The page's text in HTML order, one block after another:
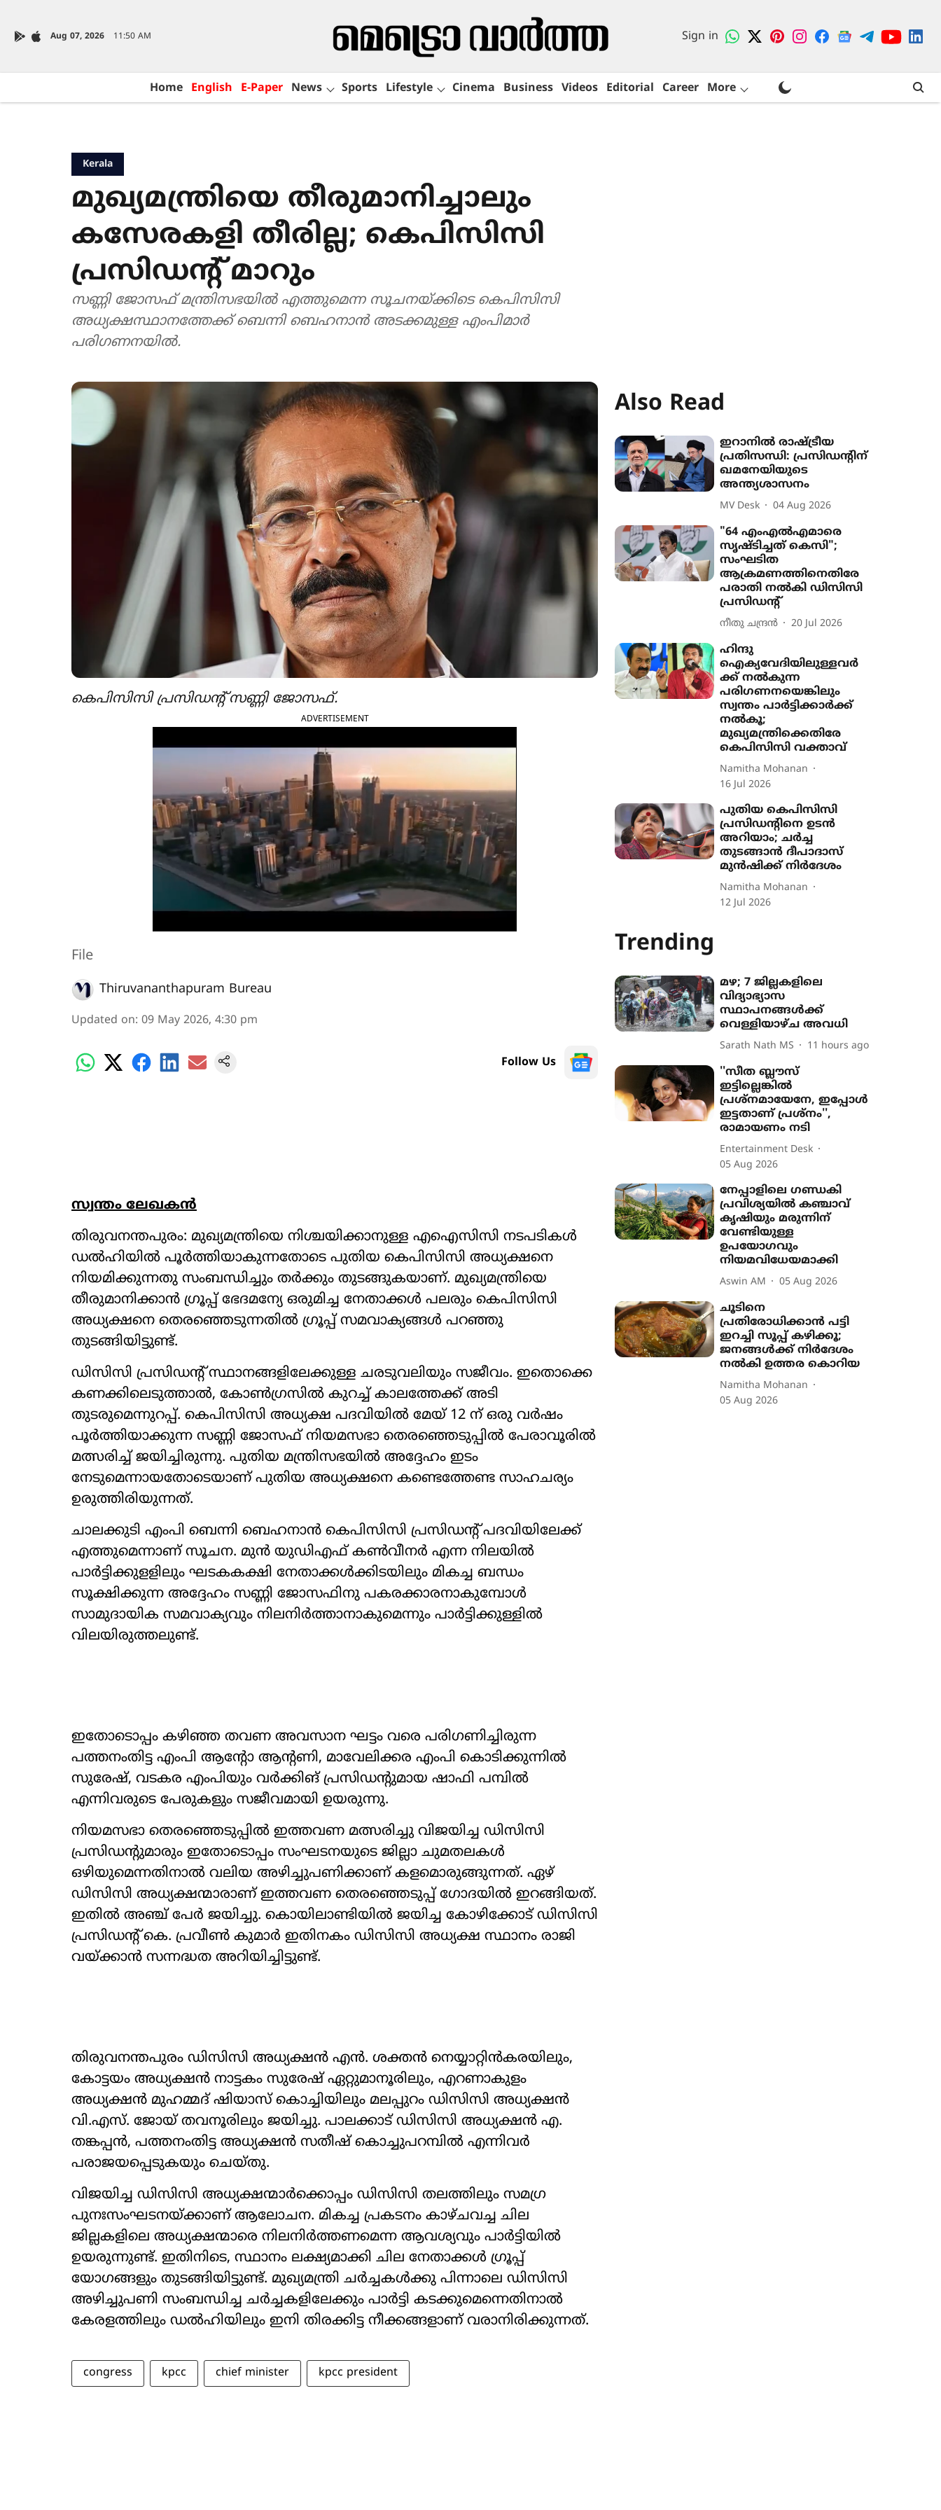
Aug 07, 2026 11:50 AM Sign in
Home English E-Paper News Sports Lifestyle Cinema Business Videos Editorial Career More
Kerala
മുഖ്യമന്ത്രിയെ തീരുമാനിച്ചാലും
കസേരകളി തീരില്ല; കെപിസിസി
പ്രസിഡന്‍റ് മാറും
സണ്ണി ജോസഫ് മന്ത്രിസഭയിൽ എത്തുമെന്ന സൂചനയ്ക്കിടെ കെപിസിസി
അധ്യക്ഷസ്ഥാനത്തേക്ക് ബെന്നി ബെഹനാൻ അടക്കമുള്ള എംപിമാർ
പരിഗണനയിൽ.
കെപിസിസി പ്രസിഡന്‍റ് സണ്ണി ജോസഫ്.
ADVERTISEMENT
File
Thiruvananthapuram Bureau
Updated on: 09 May 2026, 4:30 pm
Follow Us
സ്വന്തം ലേഖകൻ
തിരുവനന്തപുരം: മുഖ്യമന്ത്രിയെ നിശ്ചയിക്കാനുള്ള എഐസിസി നടപടികൾ
ഡൽഹിയിൽ പൂർത്തിയാകുന്നതോടെ പുതിയ കെപിസിസി അധ്യക്ഷനെ
നിയമിക്കുന്നതു സംബന്ധിച്ചും തർക്കും തുടങ്ങുകയാണ്. മുഖ്യമന്ത്രിയെ
തീരുമാനിക്കാൻ ഗ്രൂപ്പ് ഭേദമന്യേ ഒരുമിച്ച നേതാക്കൾ പലരും കെപിസിസി
അധ്യക്ഷനെ തെരഞ്ഞെടുന്നതിൽ ഗ്രൂപ്പ് സമവാക്യങ്ങൾ‌ പറഞ്ഞു
തുടങ്ങിയിട്ടുണ്ട്.
ഡിസിസി പ്രസിഡന്‍റ് സ്ഥാനങ്ങളിലേക്കുള്ള ചരടുവലിയും സജീവം. ഇതൊക്കെ
കണക്കിലെടുത്താൽ, കോൺഗ്രസിൽ കുറച്ച് കാലത്തേക്ക് അടി
തുടരുമെന്നുറപ്പ്. കെപിസിസി അധ്യക്ഷ പദവിയിൽ മേയ് 12 ന് ഒരു വർഷം
പൂർത്തിയാക്കുന്ന സണ്ണി ജോസഫ് നിയമസഭാ തെരഞ്ഞെടുപ്പിൽ പേരാവൂരിൽ
മത്സരിച്ച് ജയിച്ചിരുന്നു. പുതിയ മന്ത്രിസഭയിൽ അദ്ദേഹം ഇടം
നേടുമെന്നായതോടെയാണ് പുതിയ അധ്യക്ഷനെ കണ്ടെത്തേണ്ട സാഹചര്യം
ഉരുത്തിരിയുന്നത്.
ചാലക്കുടി എംപി ബെന്നി ബെഹനാൻ കെപിസിസി പ്രസിഡന്‍റ് പദവിയിലേക്ക്
എത്തുമെന്നാണ് സൂചന. മുൻ യുഡിഎഫ് കൺവീനർ എന്ന നിലയിൽ
പാർട്ടിക്കുളളിലും ഘടകകക്ഷി നേതാക്കൾക്കിടയിലും മികച്ച ബന്ധം
സൂക്ഷിക്കുന്ന അദ്ദേഹം സണ്ണി ജോസഫിനു പകരക്കാരനാകുമ്പോൾ
സാമുദായിക സമവാക്യവും നിലനിർത്താനാകുമെന്നും പാർട്ടിക്കുള്ളിൽ
വിലയിരുത്തലുണ്ട്.
ഇതോടൊപ്പം കഴിഞ്ഞ തവണ അവസാന ഘട്ടം വരെ പരിഗണിച്ചിരുന്ന
പത്തനംതിട്ട എംപി ആന്‍റോ ആന്‍റണി, മാവേലിക്കര എംപി കൊടിക്കുന്നിൽ
സുരേഷ്, വടകര എംപിയും വർക്കിങ് പ്രസിഡന്‍റുമായ ഷാഫി പമ്പിൽ
എന്നിവരുടെ പേരുകളും സജീവമായി ഉയരുന്നു.
നിയമസഭാ തെരഞ്ഞെടുപ്പിൽ ഇത്തവണ മത്സരിച്ചു വിജയിച്ച ഡിസിസി
പ്രസിഡന്‍റുമാരും ഇതോടൊപ്പം സംഘടനയുടെ ജില്ലാ ചുമതലകൾ
ഒഴിയുമെന്നതിനാൽ വലിയ അഴിച്ചുപണിക്കാണ് കളമൊരുങ്ങുന്നത്. ഏഴ്
ഡിസിസി അധ്യക്ഷന്മാരാണ് ഇത്തവണ തെരഞ്ഞെടുപ്പ് ഗോദയിൽ ഇറങ്ങിയത്.
ഇതിൽ അഞ്ച് പേർ ജയിച്ചു. കൊയിലാണ്ടിയിൽ ജയിച്ച കോഴിക്കോട് ഡിസിസി
പ്രസിഡന്‍റ് കെ. പ്രവീൺ കുമാർ ഇതിനകം ഡിസിസി അധ്യക്ഷ സ്ഥാനം രാജി
വയ്ക്കാൻ സന്നദ്ധത അറിയിച്ചിട്ടുണ്ട്.
തിരുവനന്തപുരം ഡിസിസി അധ്യക്ഷൻ എൻ. ശക്തൻ നെയ്യാറ്റിൻകരയിലും,
കോട്ടയം അധ്യക്ഷൻ നാട്ടകം സുരേഷ് ഏറ്റുമാനൂരിലും, എറണാകുളം
അധ്യക്ഷൻ മുഹമ്മദ് ഷിയാസ് കൊച്ചിയിലും മലപ്പുറം ഡിസിസി അധ്യക്ഷൻ
വി.എസ്. ജോയ് തവനൂരിലും ജയിച്ചു. പാലക്കാട് ഡിസിസി അധ്യക്ഷൻ എ.
തങ്കപ്പൻ, പത്തനംതിട്ട അധ്യക്ഷൻ സതീഷ് കൊച്ചുപറമ്പിൽ എന്നിവർ
പരാജയപ്പെടുകയും ചെയ്തു.
വിജയിച്ച ഡിസിസി അധ്യക്ഷന്മാർക്കൊപ്പം ഡിസിസി തലത്തിലും സമഗ്ര
പുനഃസംഘടനയ്ക്കാണ് ആലോചന. മികച്ച പ്രകടനം കാഴ്ചവച്ച ചില
ജില്ലകളിലെ അധ്യക്ഷന്മാരെ നിലനിർത്തണമെന്ന ആവശ്യവും പാർട്ടിയിൽ
ഉയരുന്നുണ്ട്. ഇതിനിടെ, സ്ഥാനം ലക്ഷ്യമാക്കി ചില നേതാക്കൾ ഗ്രൂപ്പ്
യോഗങ്ങളും തുടങ്ങിയിട്ടുണ്ട്. മുഖ്യമന്ത്രി ചർച്ചകൾക്കു പിന്നാലെ ഡിസിസി
അഴിച്ചുപണി സംബന്ധിച്ച ചർച്ചകളിലേക്കും പാർട്ടി കടക്കുമെന്നെതിനാൽ
കേരളത്തിലും ഡൽഹിയിലും ഇനി തിരക്കിട്ട നീക്കങ്ങളാണ് വരാനിരിക്കുന്നത്.
congress kpcc chief minister kpcc president
Also Read
ഇറാനിൽ രാഷ്ട്രീയ
പ്രതിസന്ധി: പ്രസിഡന്‍റിന്
ഖമനേയിയുടെ
അന്ത്യശാസനം
MV Desk 04 Aug 2026
"64 എംഎൽഎമാരെ
സൃഷ്ടിച്ചത് കെസി";
സംഘടിത
ആക്രമണത്തിനെതിരേ
പരാതി നൽകി ഡിസിസി
പ്രസിഡന്‍റ്
നീതു ചന്ദ്രൻ 20 Jul 2026
ഹിന്ദു
ഐക്യവേദിയിലുള്ളവർ
ക്ക് നൽകുന്ന
പരിഗണനയെങ്കിലും
സ്വന്തം പാർട്ടിക്കാർക്ക്
നൽകൂ;
മുഖ്യമന്ത്രിക്കെതിരേ
കെപിസിസി വക്താവ്
Namitha Mohanan
16 Jul 2026
പുതിയ കെപിസിസി
പ്രസിഡന്‍റിനെ ഉടൻ
അറിയാം; ചര്‍ച്ച
തുടങ്ങാന്‍ ദീപാദാസ്
മുന്‍ഷിക്ക് നിര്‍ദേശം
Namitha Mohanan
12 Jul 2026
Trending
മഴ; 7 ജില്ലകളിലെ
വിദ്യാഭ്യാസ
സ്ഥാപനങ്ങൾക്ക്
വെള്ളിയാഴ്ച അവധി
Sarath Nath MS 11 hours ago
''സീത ബ്ലൗസ്
ഇട്ടില്ലെങ്കിൽ
പ്രശ്നമായേനേ, ഇപ്പോൾ
ഇട്ടതാണ് പ്രശ്നം'',
രാമായണം നടി
Entertainment Desk
05 Aug 2026
നേപ്പാളിലെ ഗണ്ഡകി
പ്രവിശ‍്യയിൽ കഞ്ചാവ്
കൃഷി‍യും മരുന്നിന്
വേണ്ടിയുള്ള
ഉപയോഗവും
നിയമവിധേയമാക്കി
Aswin AM 05 Aug 2026
ചൂടിനെ
പ്രതിരോധിക്കാൻ പട്ടി
ഇറച്ചി സൂപ്പ് കഴിക്കൂ;
ജനങ്ങൾക്ക് നിർദേശം
നൽകി ഉത്തര കൊറിയ
Namitha Mohanan
05 Aug 2026